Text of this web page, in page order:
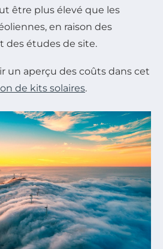
être plus élevé que les
en raison des
des études de site.
un aperçu des coûts dans cet
de kits solaires.